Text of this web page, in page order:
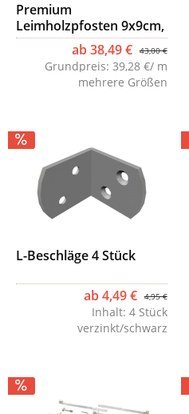
Premium
Leimholzpfosten 9x9cm,
Rundkopf schwarz
ab 38,49 € 43,00 €
Grundpreis: 39,28 €/ m
mehrere Größen
L-Beschläge 4 Stück
ab 4,49 € 4,95 €
Inhalt: 4 Stück
verzinkt/schwarz